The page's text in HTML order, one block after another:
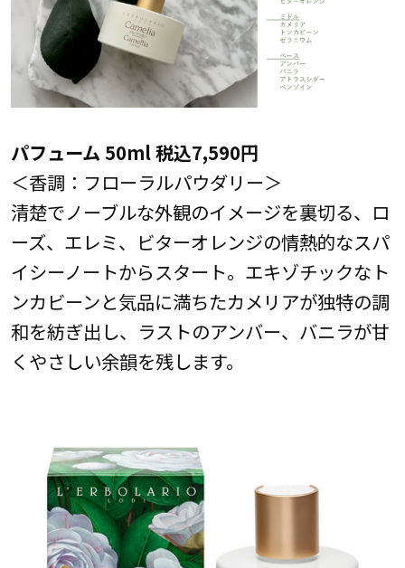
パフューム 50ml 税込7,590円
＜香調：フローラルパウダリー＞
清楚でノーブルな外観のイメージを裏切る、ロ
ーズ、エレミ、ビターオレンジの情熱的なスパ
イシーノートからスタート。エキゾチックなト
ンカビーンと気品に満ちたカメリアが独特の調
和を紡ぎ出し、ラストのアンバー、バニラが甘
くやさしい余韻を残します。